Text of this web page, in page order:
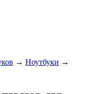
→ Ноутбуки →